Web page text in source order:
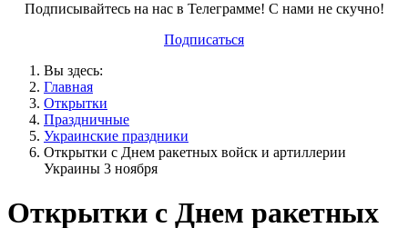
Подписывайтесь на нас в Телеграмме! С нами не скучно!
Подписаться
Вы здесь:
Главная
Открытки
Праздничные
Украинские праздники
Открытки с Днем ракетных войск и артиллерии
Украины 3 ноября
Открытки с Днем ракетных